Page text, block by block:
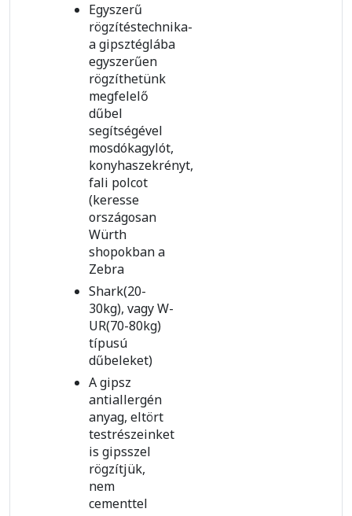
Egyszerű
rögzítéstechnika-
a gipsztéglába
egyszerűen
rögzíthetünk
megfelelő
dűbel
segítségével
mosdókagylót,
konyhaszekrényt,
fali polcot
(keresse
országosan
Würth
shopokban a
Zebra
Shark(20-
30kg), vagy W-
UR(70-80kg)
típusú
dűbeleket)
A gipsz
antiallergén
anyag, eltört
testrészeinket
is gipsszel
rögzítjük,
nem
cementtel